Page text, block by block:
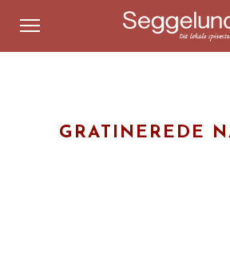
GRATINEREDE